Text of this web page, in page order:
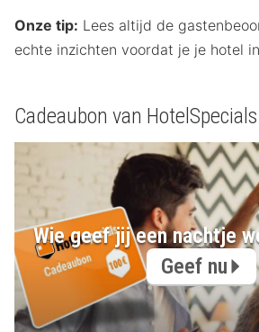
Onze tip: Lees altijd de
echte inzichten voordat je je hotel
Cadeaubon van HotelSpecials
Wie geef jij een nachtje
Geef nu